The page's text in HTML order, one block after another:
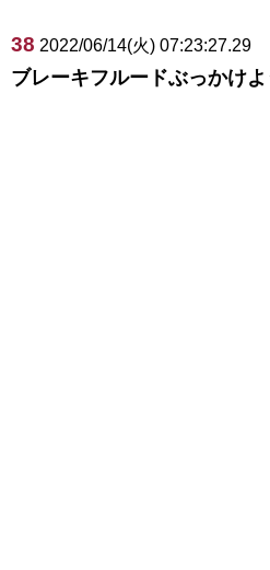
38 2022/06/14(火) 07:23:27.29
ブレーキフルードぶっかけ